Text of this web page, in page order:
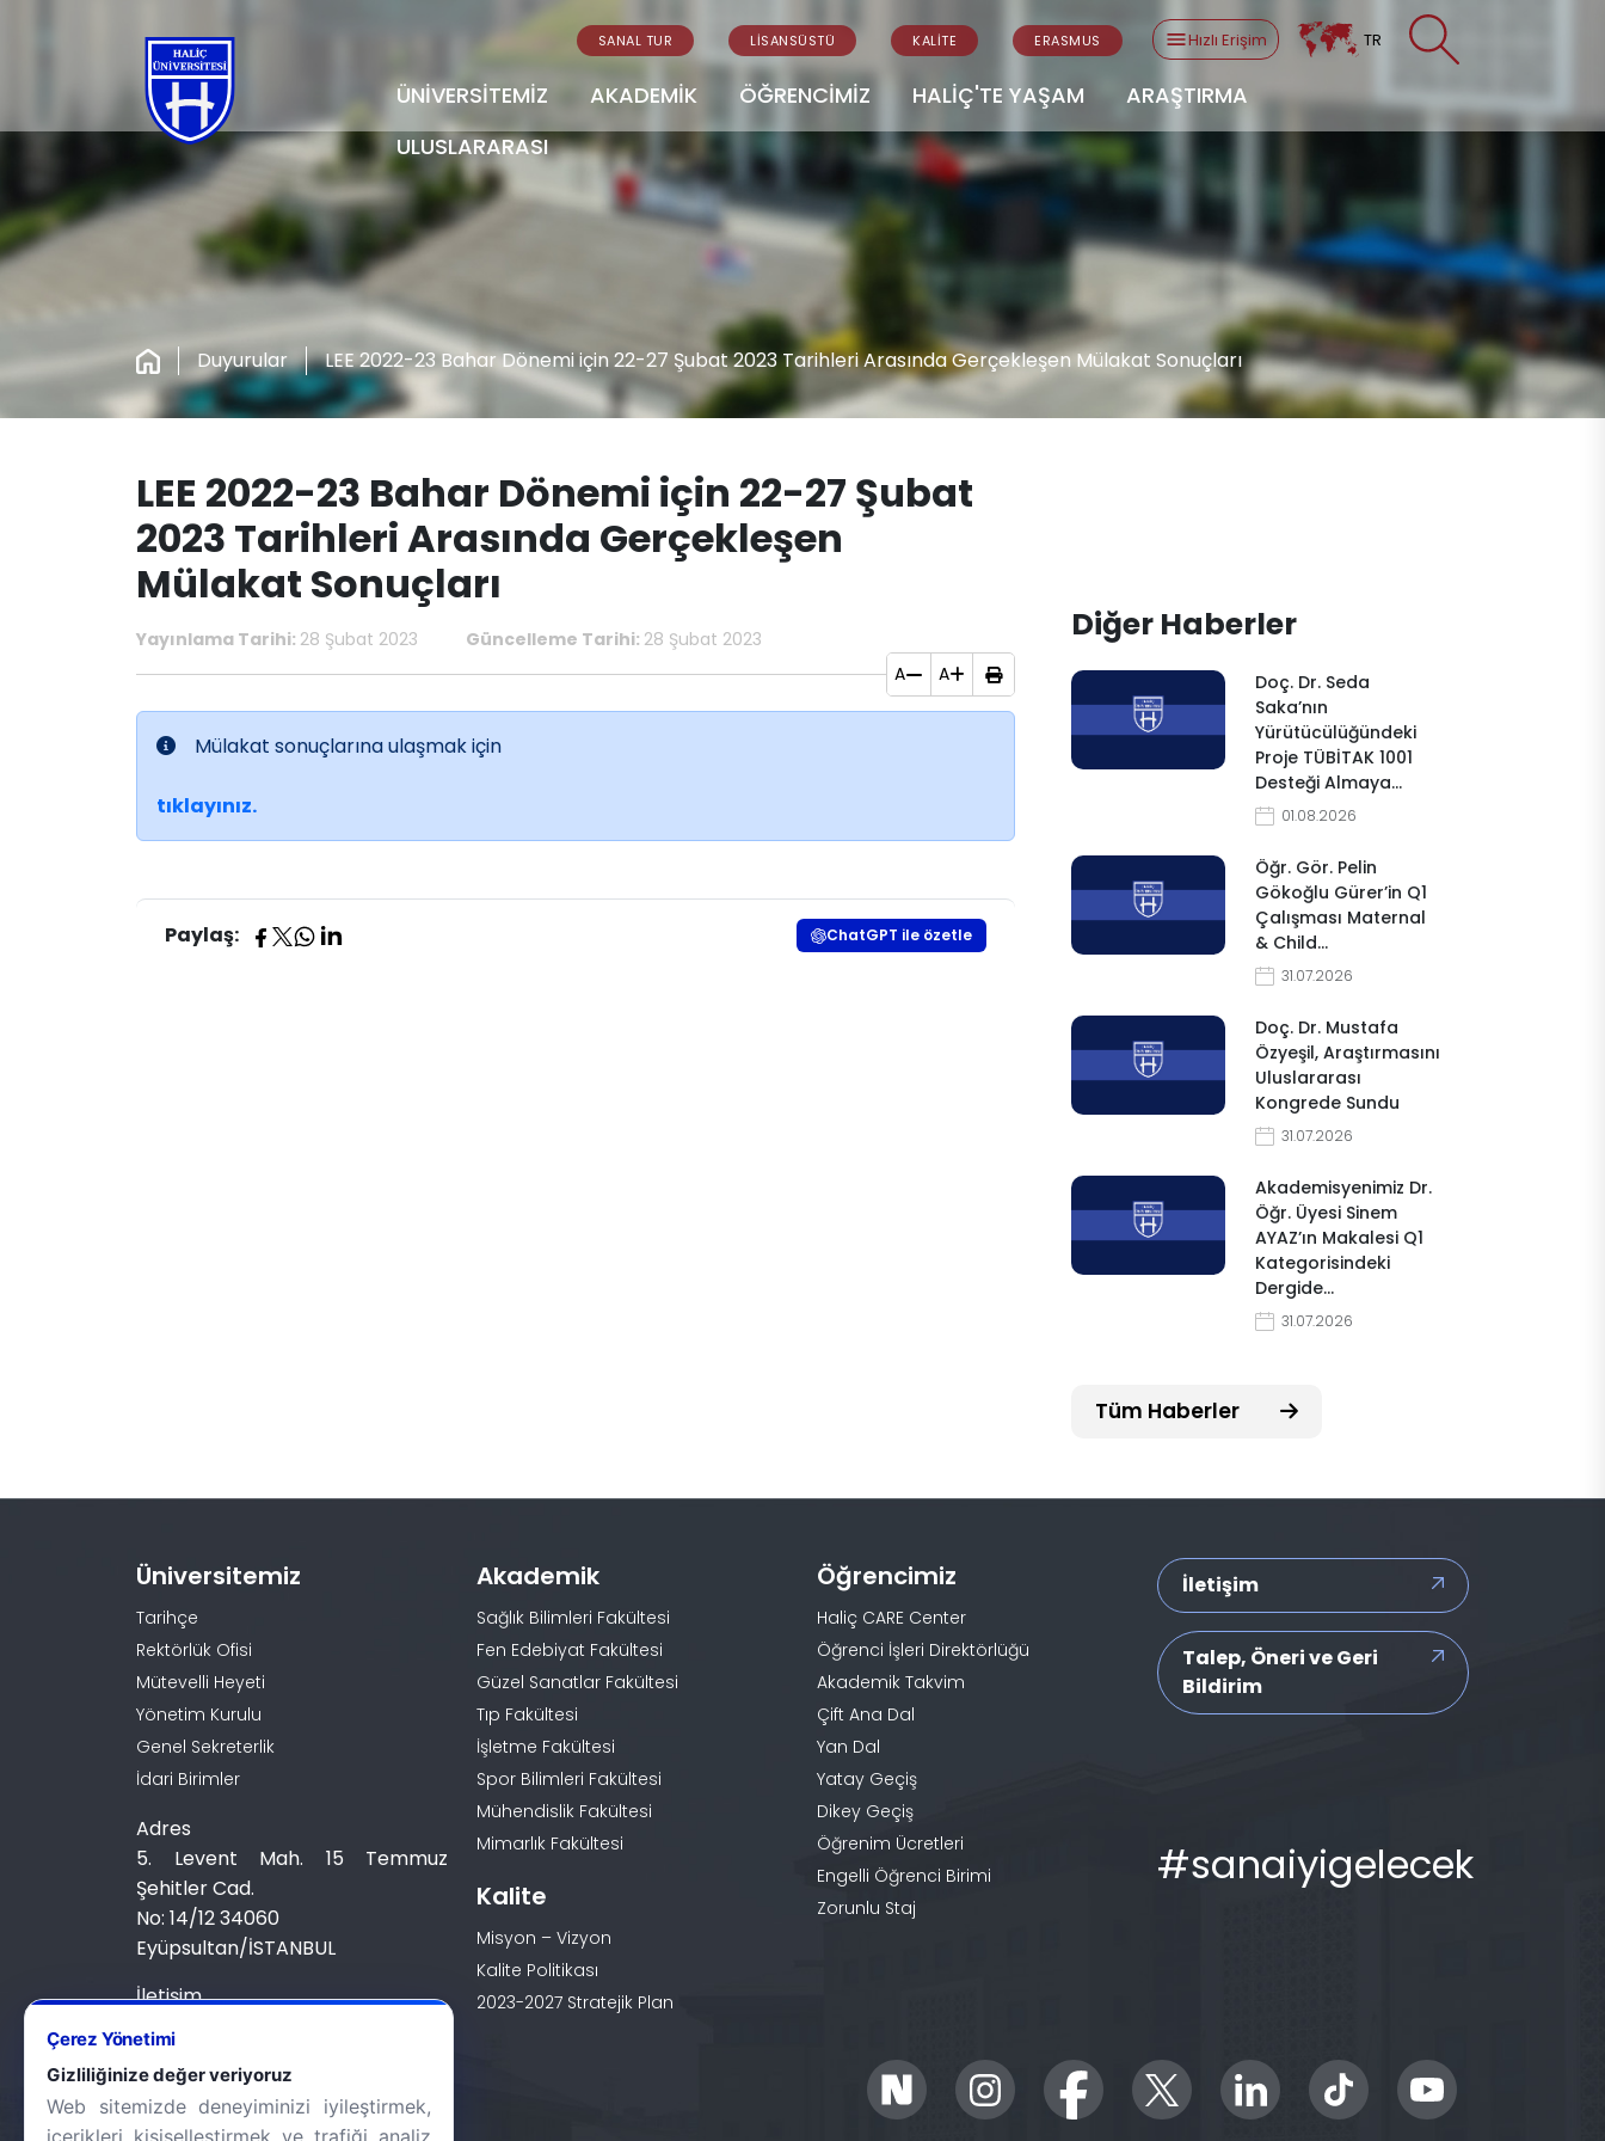
SANAL TUR LİSANSÜSTÜ KALİTE ERASMUS Hızlı Erişim TR
ÜNİVERSİTEMİZ AKADEMİK ÖĞRENCİMİZ HALİÇ'TE YAŞAM
ARAŞTIRMA
ULUSLARARASI
Duyurular LEE 2022-23 Bahar Dönemi için 22-27 Şubat 2023 Tarihleri Arasında Gerçekleşen Mülakat Sonuçları
LEE 2022-23 Bahar Dönemi için 22-27 Şubat
2023 Tarihleri Arasında Gerçekleşen
Mülakat Sonuçları
Yayınlama Tarihi: 28 Şubat 2023 Güncelleme Tarihi: 28 Şubat 2023
A
A
Mülakat sonuçlarına ulaşmak için
tıklayınız.
Paylaş: ChatGPT ile özetle
Diğer Haberler
Doç. Dr. Seda
Saka’nın
Yürütücülüğündeki
Proje TÜBİTAK 1001
Desteği Almaya…
01.08.2026
Öğr. Gör. Pelin
Gökoğlu Gürer’in Q1
Çalışması Maternal
& Child…
31.07.2026
Doç. Dr. Mustafa
Özyeşil, Araştırmasını
Uluslararası
Kongrede Sundu
31.07.2026
Akademisyenimiz Dr.
Öğr. Üyesi Sinem
AYAZ’ın Makalesi Q1
Kategorisindeki
Dergide…
31.07.2026
Tüm Haberler
Üniversitemiz
Tarihçe
Rektörlük Ofisi
Mütevelli Heyeti
Yönetim Kurulu
Genel Sekreterlik
İdari Birimler
Adres
5. Levent Mah. 15 Temmuz
Şehitler Cad.
No: 14/12 34060
Eyüpsultan/İSTANBUL
İletişim
0 (212) 924 24 44
Akademik
Sağlık Bilimleri Fakültesi
Fen Edebiyat Fakültesi
Güzel Sanatlar Fakültesi
Tıp Fakültesi
İşletme Fakültesi
Spor Bilimleri Fakültesi
Mühendislik Fakültesi
Mimarlık Fakültesi
Kalite
Misyon – Vizyon
Kalite Politikası
2023-2027 Stratejik Plan
Öğrencimiz
Haliç CARE Center
Öğrenci İşleri Direktörlüğü
Akademik Takvim
Çift Ana Dal
Yan Dal
Yatay Geçiş
Dikey Geçiş
Öğrenim Ücretleri
Engelli Öğrenci Birimi
Zorunlu Staj
İletişim
Talep, Öneri ve Geri
Bildirim
#sanaiyigelecek
Çerez Yönetimi
Gizliliğinize değer veriyoruz
Web sitemizde deneyiminizi iyileştirmek,
içerikleri kişiselleştirmek ve trafiği analiz